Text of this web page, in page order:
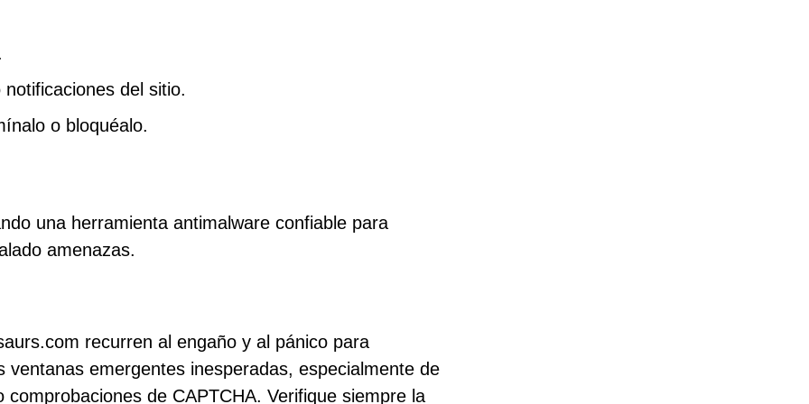
del sitio.
o bloquéalo.
una herramienta antimalware confiable para
amenazas.
recurren al engaño y al pánico para
emergentes inesperadas, especialmente de
de CAPTCHA. Verifique siempre la